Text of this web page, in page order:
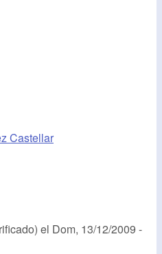
Castellar
el Dom, 13/12/2009 -